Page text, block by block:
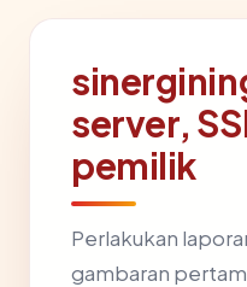
server,
pemilik
Perlakukan
gambaran